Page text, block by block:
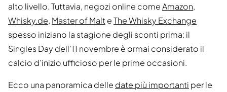
alto livello. Tuttavia, negozi online comeAmazon,
Whisky.de, Master of Malt eThe Whisky Exchange
spesso iniziano la stagione degli sconti prima: il
Singles Day dell'11 novembre è ormai considerato il
calcio d'inizio ufficioso per le prime occasioni.
Ecco una panoramica delle date più importanti per le